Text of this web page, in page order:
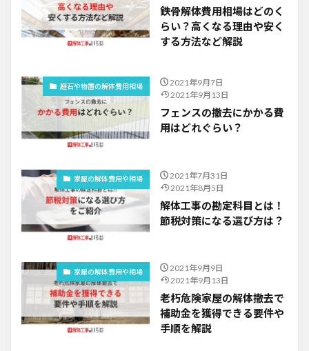
鉄骨解体費用相場はどのく
らい？高くなる理由や安く
する方法など解説
庭石や物置の解体費用相場
2021年9月7日
2021年9月13日
フェンスの撤去にかかる費
用はどれぐらい？
家屋の解体費用や相場
2021年7月31日
2021年8月5日
解体工事の勘定科目とは！
節税対策になる選び方は？
家屋の解体費用や相場
2021年9月9日
2021年9月13日
老朽危険家屋の解体撤去で
補助金を獲得できる要件や
手順を解説